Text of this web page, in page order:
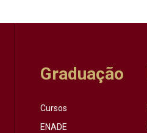
Graduação
Cursos
ENADE